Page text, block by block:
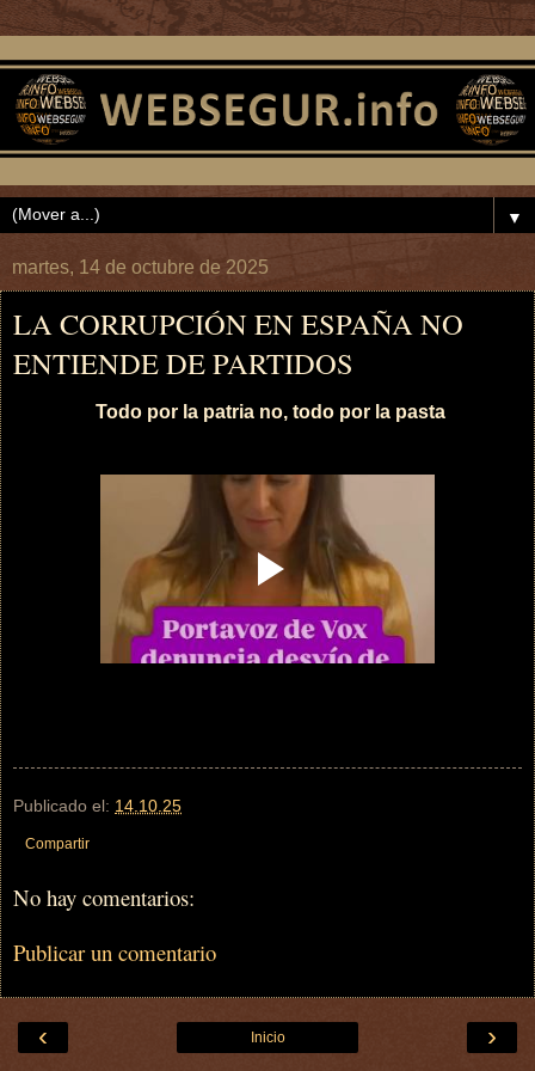
▼
martes, 14 de octubre de 2025
LA CORRUPCIÓN EN ESPAÑA NO
ENTIENDE DE PARTIDOS
Todo por la patria no, todo por la pasta
Publicado el: 14.10.25
Compartir
No hay comentarios:
Publicar un comentario
‹ ›
Inicio